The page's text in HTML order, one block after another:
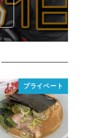
プライベート